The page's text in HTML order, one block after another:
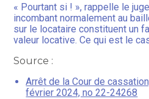
« Pourtant si ! », rappelle le
incombant normalement au
sur le locataire constituent un
valeur locative. Ce qui est le
Source :
Arrêt de la Cour de
février 2024, no 22-24268